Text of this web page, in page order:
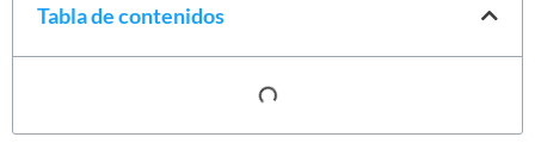
Tabla de contenidos